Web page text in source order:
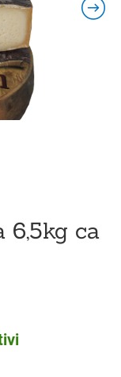
6,5kg ca